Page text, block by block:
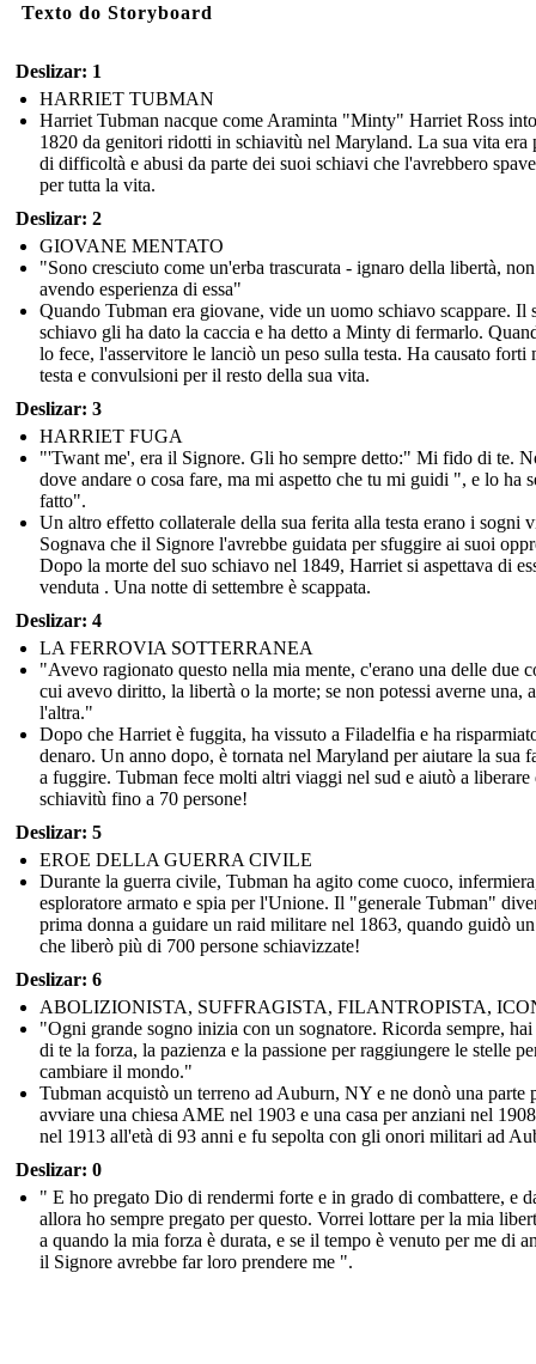
Texto do Storyboard
Deslizar: 1
HARRIET TUBMAN
Harriet Tubman nacque come Araminta "Minty" Harriet Ross
1820 da genitori ridotti in schiavitù nel Maryland. La sua vita era
di difficoltà e abusi da parte dei suoi schiavi che l'avrebbero
per tutta la vita.
Deslizar: 2
GIOVANE MENTATO
"Sono cresciuto come un'erba trascurata - ignaro della libertà, non
avendo esperienza di essa"
Quando Tubman era giovane, vide un uomo schiavo scappare. Il
schiavo gli ha dato la caccia e ha detto a Minty di fermarlo.
lo fece, l'asservitore le lanciò un peso sulla testa. Ha causato forti
testa e convulsioni per il resto della sua vita.
Deslizar: 3
HARRIET FUGA
"'Twant me', era il Signore. Gli ho sempre detto:" Mi fido di te.
dove andare o cosa fare, ma mi aspetto che tu mi guidi ", e lo ha
fatto".
Un altro effetto collaterale della sua ferita alla testa erano i sogni
Sognava che il Signore l'avrebbe guidata per sfuggire ai suoi
Dopo la morte del suo schiavo nel 1849, Harriet si aspettava di
venduta . Una notte di settembre è scappata.
Deslizar: 4
LA FERROVIA SOTTERRANEA
"Avevo ragionato questo nella mia mente, c'erano una delle due
cui avevo diritto, la libertà o la morte; se non potessi averne una,
l'altra."
Dopo che Harriet è fuggita, ha vissuto a Filadelfia e ha
denaro. Un anno dopo, è tornata nel Maryland per aiutare la sua
a fuggire. Tubman fece molti altri viaggi nel sud e aiutò a liberare
schiavitù fino a 70 persone!
Deslizar: 5
EROE DELLA GUERRA CIVILE
Durante la guerra civile, Tubman ha agito come cuoco,
esploratore armato e spia per l'Unione. Il "generale Tubman"
prima donna a guidare un raid militare nel 1863, quando guidò
che liberò più di 700 persone schiavizzate!
Deslizar: 6
ABOLIZIONISTA, SUFFRAGISTA, FILANTROPISTA,
"Ogni grande sogno inizia con un sognatore. Ricorda sempre,
di te la forza, la pazienza e la passione per raggiungere le stelle
cambiare il mondo."
Tubman acquistò un terreno ad Auburn, NY e ne donò una parte
avviare una chiesa AME nel 1903 e una casa per anziani nel
nel 1913 all'età di 93 anni e fu sepolta con gli onori militari ad
Deslizar: 0
" E ho pregato Dio di rendermi forte e in grado di combattere, e
allora ho sempre pregato per questo. Vorrei lottare per la mia
a quando la mia forza è durata, e se il tempo è venuto per me di
il Signore avrebbe far loro prendere me ".